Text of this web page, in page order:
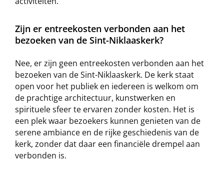
Zijn er entreekosten verbonden aan het
bezoeken van de Sint-Niklaaskerk?
Nee, er zijn geen entreekosten verbonden aan het
bezoeken van de Sint-Niklaaskerk. De kerk staat
open voor het publiek en iedereen is welkom om
de prachtige architectuur, kunstwerken en
spirituele sfeer te ervaren zonder kosten. Het is
een plek waar bezoekers kunnen genieten van de
serene ambiance en de rijke geschiedenis van de
kerk, zonder dat daar een financiële drempel aan
verbonden is.